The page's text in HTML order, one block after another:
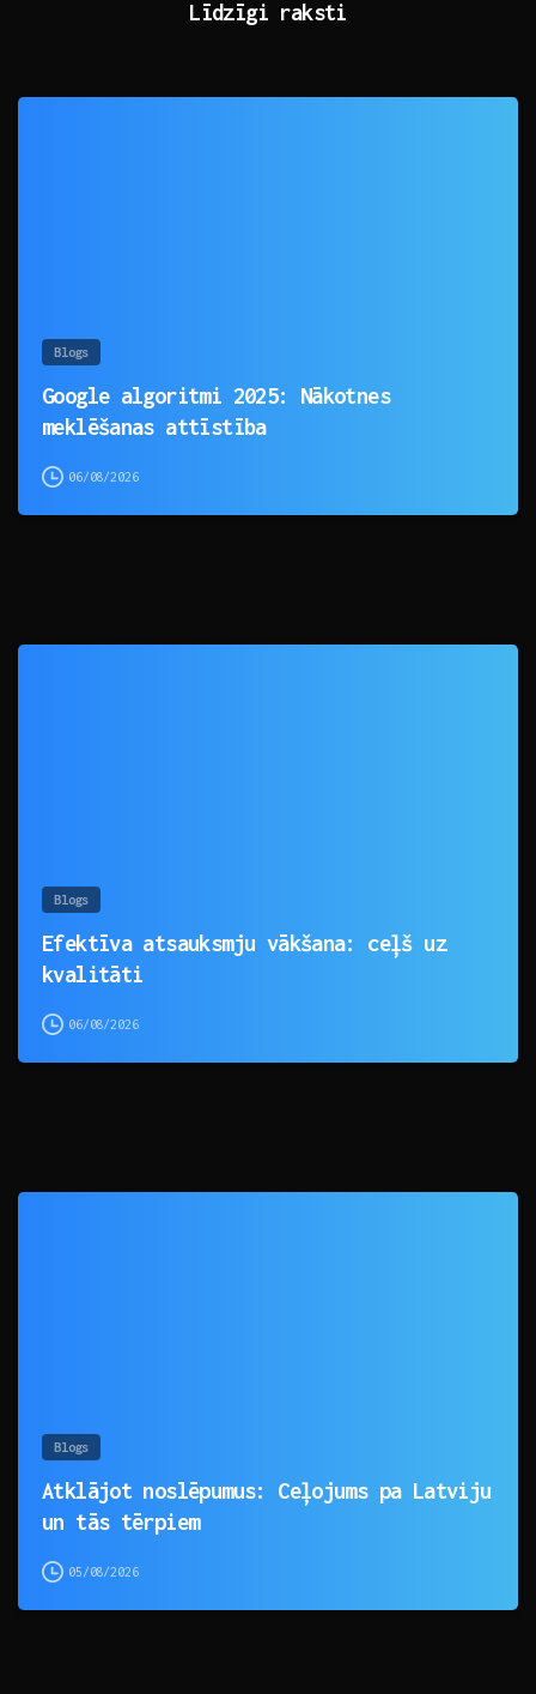
Līdzīgi raksti
Blogs
Google algoritmi 2025: Nākotnes
meklēšanas attīstība
06/08/2026
Blogs
Efektīva atsauksmju vākšana: ceļš uz
kvalitāti
06/08/2026
Blogs
Atklājot noslēpumus: Ceļojums pa Latviju
un tās tērpiem
05/08/2026